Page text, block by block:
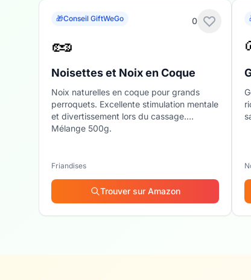
0
🎁Conseil GiftWeGo
🥜
Noisettes et Noix en Coque
Noix naturelles en coque pour grands
perroquets. Excellente stimulation mentale
et divertissement lors du cassage.
Mélange 500g.
Friandises
Trouver sur Amazon